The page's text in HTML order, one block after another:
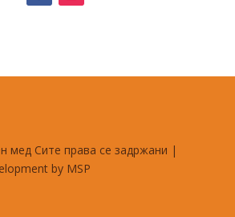
мед Сите права се задржани |
by MSP